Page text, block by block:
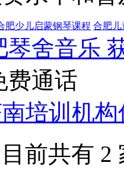
肥少儿启蒙钢琴课程 合肥儿
琴舍音乐
费通话
培训机构
前共有 2